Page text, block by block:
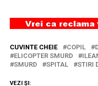
CUVINTE CHEIE COPIL
ELICOPTER SMURD
SMURD
SPITAL STIRI
VEZI ȘI: